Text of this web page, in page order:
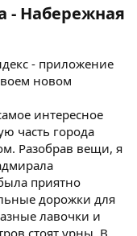
- Набережная
- приложение
новом
интересное
часть города
Разобрав вещи, я
приятно
дорожки для
лавочки и
стоят урны. В